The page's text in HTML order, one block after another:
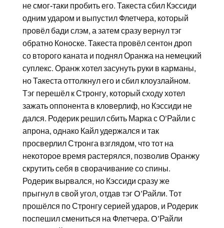
не смог-таки пробить его. Такеста сбил Кэссиди
одним ударом и выпустил Флетчера, который
провёл бади слэм, а затем сразу вернул тэг
обратно Коноске. Такеста провёл сентон дроп
со второго каната и поднял Оранжа на немецкий
суплекс. Оранж хотел засунуть руки в карманы,
но Такеста оттолкнул его и сбил клоузлайном.
Тэг перешёл к Стронгу, который сходу хотел
зажать оппонента в кловерлиф, но Кэссиди не
дался. Родерик решил сбить Марка с О’Райли с
апрона, однако Кайл удержался и так
просверлил Стронга взглядом, что тот на
некоторое время растерялся, позволив Оранжу
скрутить себя в сворачивание со спины.
Родерик вырвался, но Кэссиди сразу же
прыгнул в свой угол, отдав тэг O’Райли. Тот
прошёлся по Стронгу серией ударов, и Родерик
поспешил смениться на Флетчера. O’Райли